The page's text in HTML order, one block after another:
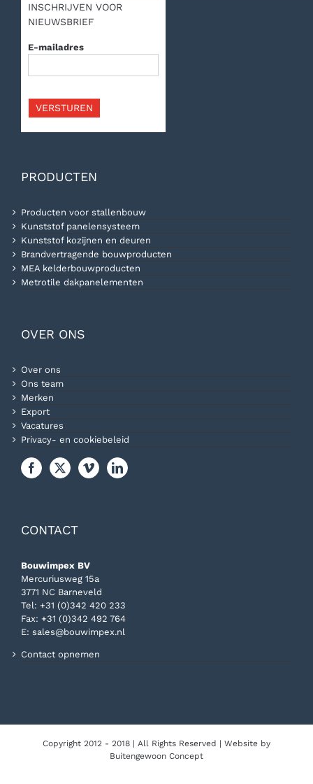
INSCHRIJVEN VOOR
NIEUWSBRIEF
E-mailadres
VERSTUREN
PRODUCTEN
Producten voor stallenbouw
Kunststof panelensysteem
Kunststof kozijnen en deuren
Brandvertragende bouwproducten
MEA kelderbouwproducten
Metrotile dakpanelementen
OVER ONS
Over ons
Ons team
Merken
Export
Vacatures
Privacy- en cookiebeleid
CONTACT
Bouwimpex BV
Mercuriusweg 15a
3771 NC Barneveld
Tel: +31 (0)342 420 233
Fax: +31 (0)342 492 764
E: sales@bouwimpex.nl
Contact opnemen
Copyright 2012 - 2018 | All Rights Reserved | Website by
Buitengewoon Concept